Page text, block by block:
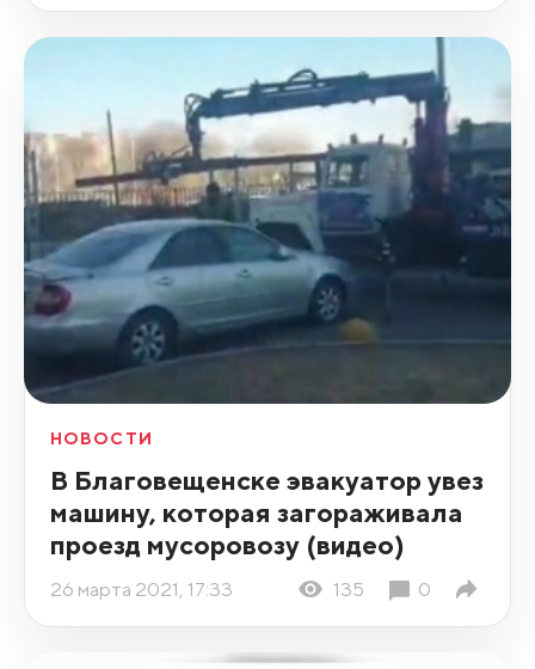
НОВОСТИ
В Благовещенске эвакуатор увез
машину, которая загораживала
проезд мусоровозу (видео)
26 марта 2021, 17:33 135 0